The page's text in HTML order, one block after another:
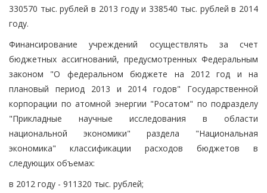
330570 тыс. рублей в 2013 году и 338540 тыс. рублей в 2014
году.
Финансирование учреждений осуществлять за счет
бюджетных ассигнований, предусмотренных Федеральным
законом "О федеральном бюджете на 2012 год и на
плановый период 2013 и 2014 годов" Государственной
корпорации по атомной энергии "Росатом" по подразделу
"Прикладные научные исследования в области
национальной экономики" раздела "Национальная
экономика" классификации расходов бюджетов в
следующих объемах:
в 2012 году - 911320 тыс. рублей;